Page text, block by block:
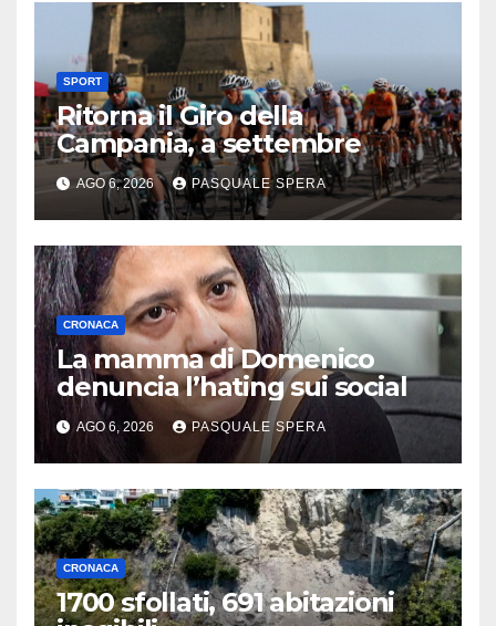
SPORT
Ritorna il Giro della
Campania, a settembre
AGO 6, 2026 PASQUALE SPERA
CRONACA
La mamma di Domenico
denuncia l’hating sui social
AGO 6, 2026 PASQUALE SPERA
CRONACA
1700 sfollati, 691 abitazioni